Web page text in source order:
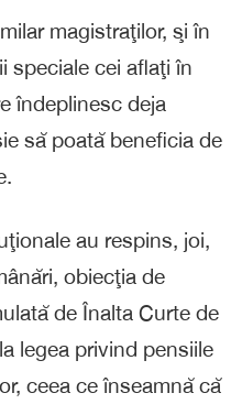
magistraţilor, şi în
speciale cei aflaţi în
îndeplinesc deja
să poată beneficia de
au respins, joi,
obiecţia de
de Înalta Curte de
legea privind pensiile
ceea ce înseamnă că